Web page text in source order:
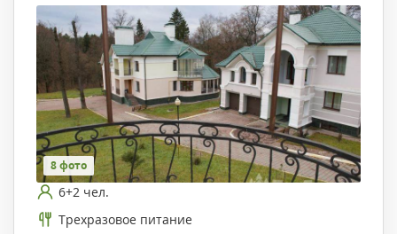
8 фото
6+2 чел.
Трехразовое питание